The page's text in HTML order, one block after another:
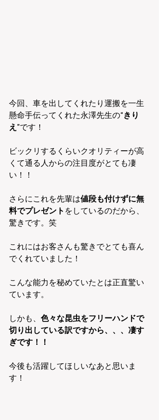
今回、車を出してくれたり運搬を一生
懸命手伝ってくれた永澤先生の“きり
え”です！
ビックリするくらいクオリティーが高
くて通る人からの注目度がとても凄
い！！
さらにこれを先輩は値段も付けずに無
料でプレゼント をしているのだから、
驚きです。笑
これにはお客さんも驚きでとても喜ん
でくれていました！
こんな能力を秘めていたとは正直驚い
ています。
しかも、 色々な昆虫をフリーハンドで
切り出している訳ですから、、、凄す
ぎです！！
今後も活躍してほしいなあと思いま
す！